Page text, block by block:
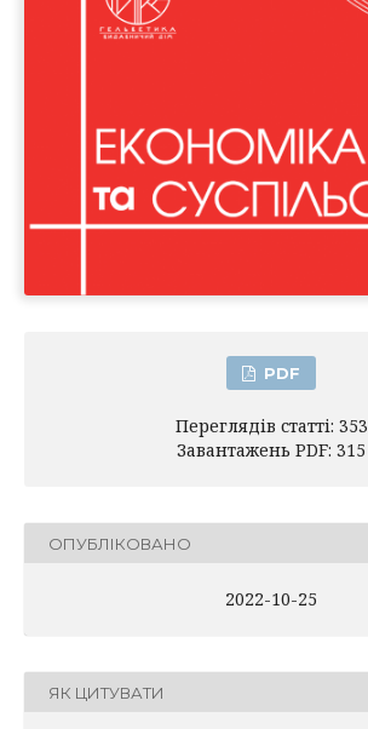
PDF
Переглядів статті: 353
Завантажень PDF: 315
ОПУБЛІКОВАНО
2022-10-25
ЯК ЦИТУВАТИ